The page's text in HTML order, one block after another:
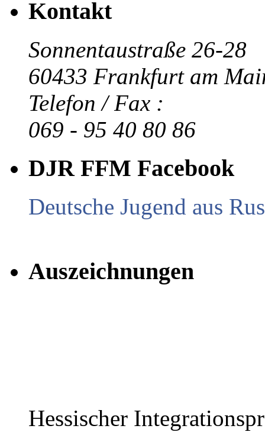
Kontakt
Sonnentaustraße 26-28
60433 Frankfurt am
Telefon / Fax :
069 - 95 40 80 86
DJR FFM Facebook
Deutsche Jugend aus
Auszeichnungen
Hessischer